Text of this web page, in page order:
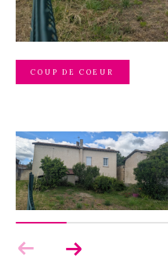
COUP DE COEUR